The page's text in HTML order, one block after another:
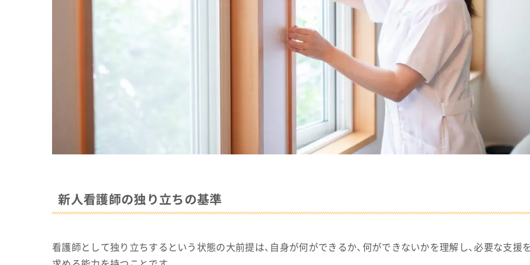
新人看護師の独り立ちの基準
看護師として独り立ちするという状態の大前提は、自身が何ができるか、何ができないかを理解し、必要な支援